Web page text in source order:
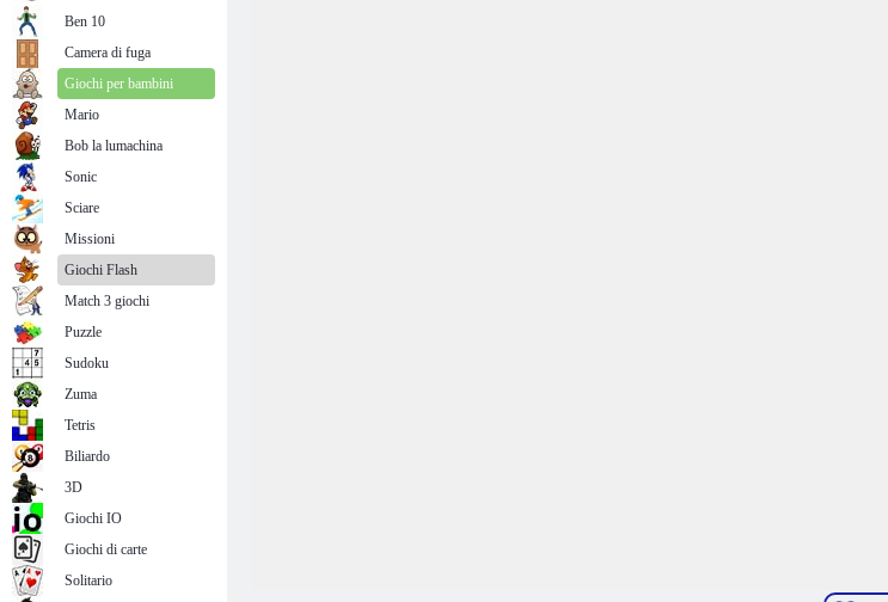
Ben 10
Camera di fuga
Giochi per bambini
Mario
Bob la lumachina
Sonic
Sciare
Missioni
Giochi Flash
Match 3 giochi
Puzzle
Sudoku
Zuma
Tetris
Biliardo
3D
Giochi IO
Giochi di carte
Solitario